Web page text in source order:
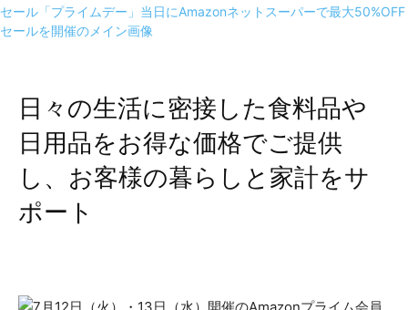
日々の生活に密接した食料品や
日用品をお得な価格でご提供
し、お客様の暮らしと家計をサ
ポート